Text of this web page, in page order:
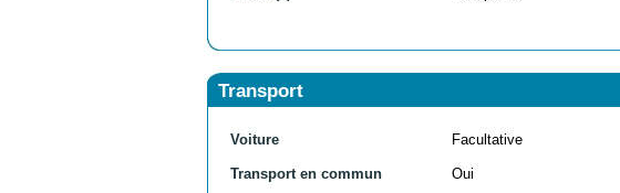
Transport
Voiture Facultative
Transport en commun Oui